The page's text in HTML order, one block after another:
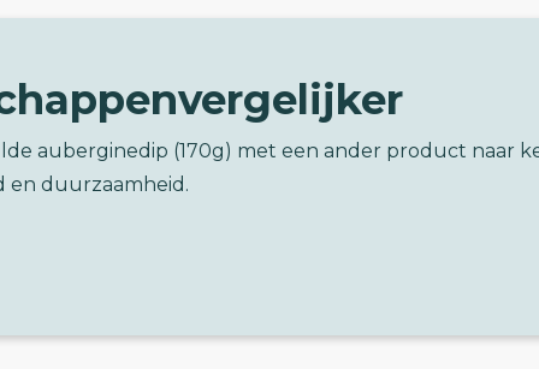
auberginedip (170g) met een ander product naar
en duurzaamheid.